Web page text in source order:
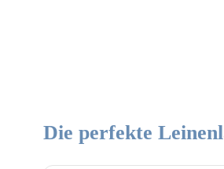
Die perfekte